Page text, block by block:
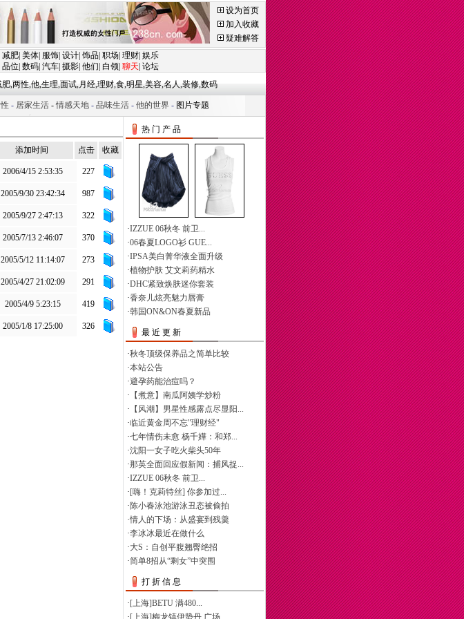
添加时间 点击 收藏
2006/4/15 2:53:35 227
2005/9/30 23:42:34 987
2005/9/27 2:47:13 322
2005/7/13 2:46:07 370
2005/5/12 11:14:07 273
2005/4/27 21:02:09 291
2005/4/9 5:23:15 419
2005/1/8 17:25:00 326